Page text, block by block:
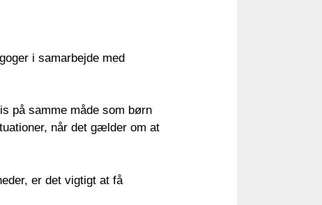
i samarbejde med
på samme måde som børn
når det gælder om at
er det vigtigt at få